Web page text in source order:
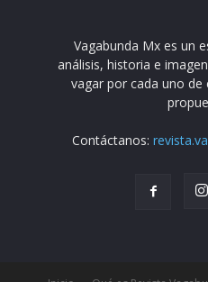
Vagabunda Mx es un
análisis, historia e
vagar por cada uno de
Contáctanos: